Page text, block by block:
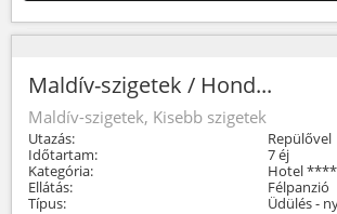
Maldív-szigetek / Hond...
Maldív-szigetek, Kisebb szigetek
Utazás:
Repülővel
Időtartam:
7 éj
Kategória:
Hotel ****
Ellátás:
Félpanzió
Típus:
Üdülés -